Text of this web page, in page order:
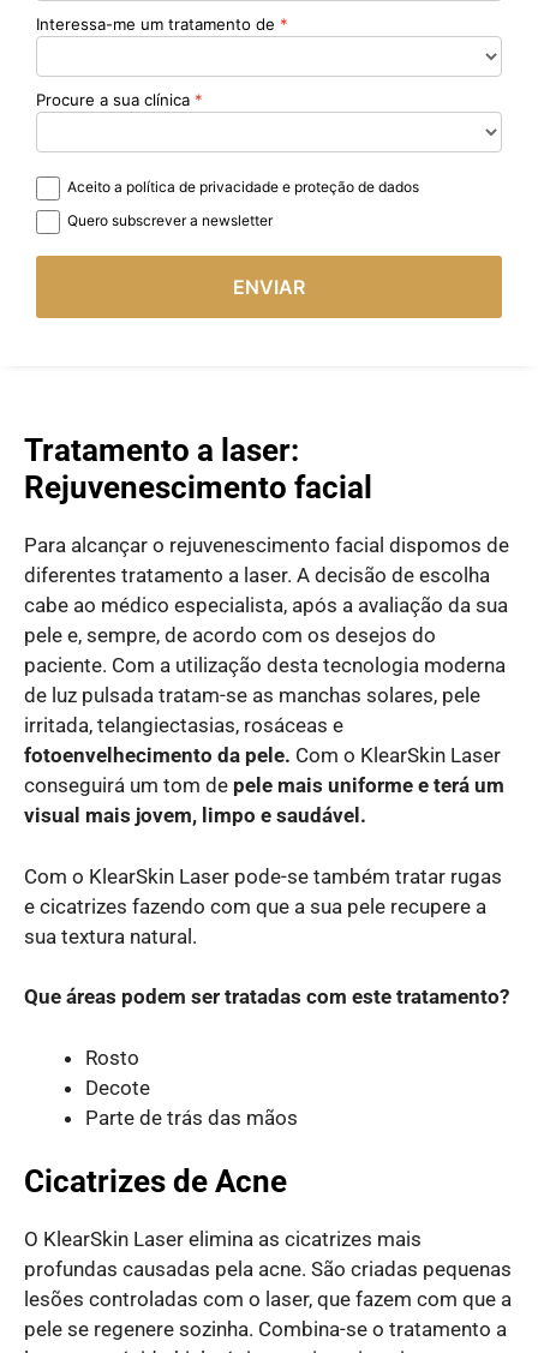
Interessa-me um tratamento de
Procure a sua clínica
Aceito a política de privacidade e proteção de dados
Quero subscrever a newsletter
ENVIAR
Tratamento a laser:
Rejuvenescimento facial
Para alcançar o rejuvenescimento facial dispomos de
diferentes tratamento a laser. A decisão de escolha
cabe ao médico especialista, após a avaliação da sua
pele e, sempre, de acordo com os desejos do
paciente. Com a utilização desta tecnologia moderna
de luz pulsada tratam-se as manchas solares, pele
irritada, telangiectasias, rosáceas e
fotoenvelhecimento da pele. Com o KlearSkin Laser
conseguirá um tom de pele mais uniforme e terá um
visual mais jovem, limpo e saudável.
Com o KlearSkin Laser pode-se também tratar rugas
e cicatrizes fazendo com que a sua pele recupere a
sua textura natural.
Que áreas podem ser tratadas com este tratamento?
Rosto
Decote
Parte de trás das mãos
Cicatrizes de Acne
O KlearSkin Laser elimina as cicatrizes mais
profundas causadas pela acne. São criadas pequenas
lesões controladas com o laser, que fazem com que a
pele se regenere sozinha. Combina-se o tratamento a